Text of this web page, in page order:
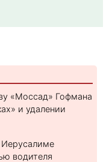
«Моссад» Гофмана
и удалении
Иерусалиме
водителя